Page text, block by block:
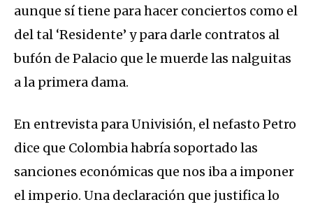
aunque sí tiene para hacer conciertos como el
del tal ‘Residente’ y para darle contratos al
bufón de Palacio que le muerde las nalguitas
a la primera dama.
En entrevista para Univisión, el nefasto Petro
dice que Colombia habría soportado las
sanciones económicas que nos iba a imponer
el imperio. Una declaración que justifica lo